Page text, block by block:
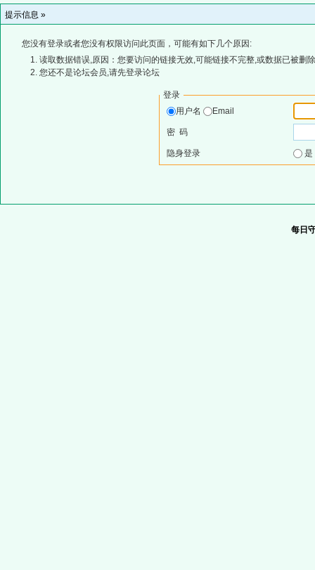
提示信息 »
您没有登录或者您没有权限访问此页面，可能有如下几个原因:
读取数据错误,原因：您要访问的链接无效,可能链接不完整,或数据已被删
您还不是论坛会员,请先登录论坛
登录
用户名
Email
密 码
隐身登录
每日